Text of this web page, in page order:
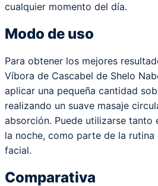
cualquier momento del día.
Modo de uso
Para obtener los mejores
Víbora de Cascabel de Shelo
aplicar una pequeña cantidad
realizando un suave masaje
absorción. Puede utilizarse tanto
la noche, como parte de la
facial.
Comparativa